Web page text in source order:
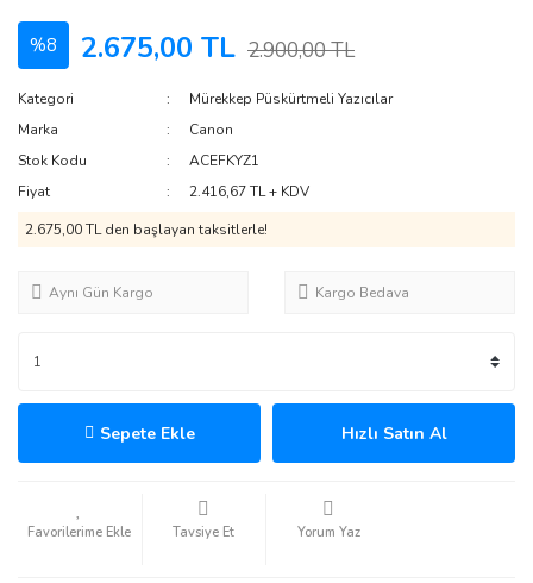
%8 2.675,00 TL 2.900,00 TL
Kategori
Mürekkep Püskürtmeli Yazıcılar
Marka
Canon
Stok Kodu
ACEFKYZ1
Fiyat
2.416,67 TL + KDV
2.675,00 TL den başlayan taksitlerle!
Aynı Gün Kargo Kargo Bedava
Sepete Ekle Hızlı Satın Al
Tavsiye Et Yorum Yaz